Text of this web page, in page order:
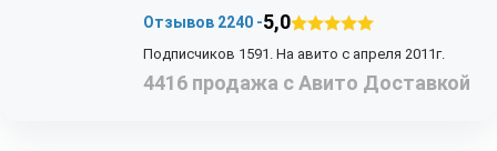
Отзывов 2240 -5,0
Подписчиков 1591. На авито с апреля 2011г.
4416 продажа с Авито Доставкой